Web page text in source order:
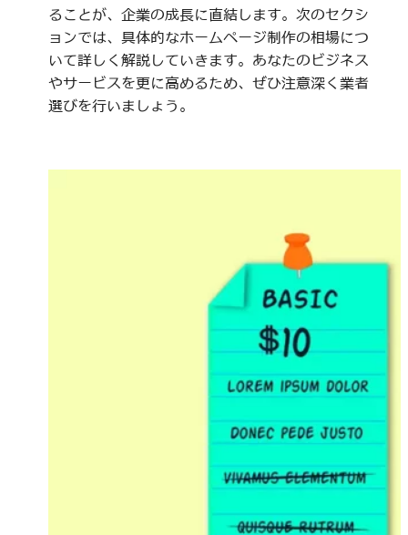
ることが、企業の成長に直結します。次のセクシ
ョンでは、具体的なホームページ制作の相場につ
いて詳しく解説していきます。あなたのビジネス
やサービスを更に高めるため、ぜひ注意深く業者
選びを行いましょう。